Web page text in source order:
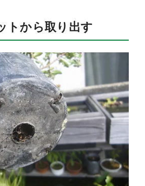
トから取り出す